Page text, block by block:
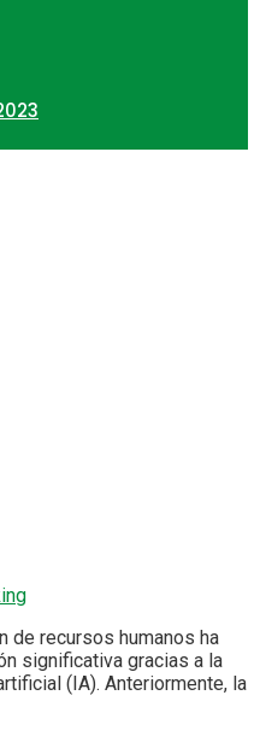
de recursos humanos ha
significativa gracias a la
(IA). Anteriormente, la